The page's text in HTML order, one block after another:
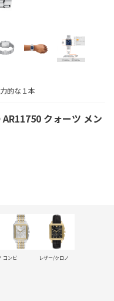
AR11750 クォーツ メン
的な１本
コンビ レザー/クロノ